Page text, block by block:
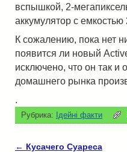
вспышкой, 2-
аккумулятор с
К сожалению, пока нет
появится ли новый
исключено, что он так и
домашнего рынка
.
Рубрика: Ідейні факти
Навигация по записям
← Кусачего Суареса